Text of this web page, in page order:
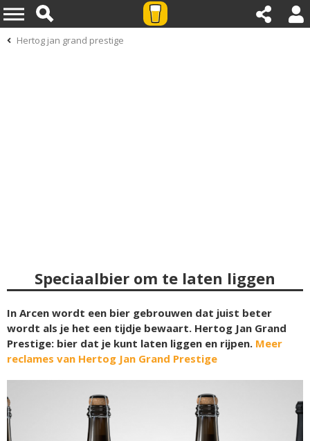
Hertog jan grand prestige
Speciaalbier om te laten liggen
In Arcen wordt een bier gebrouwen dat juist beter
wordt als je het een tijdje bewaart. Hertog Jan Grand
Prestige: bier dat je kunt laten liggen en rijpen. Meer
reclames van Hertog Jan Grand Prestige